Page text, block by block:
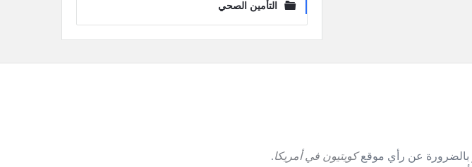
التأمين الصحي
بالضرورة عن رأي موقعكويتيون في أمريكا.